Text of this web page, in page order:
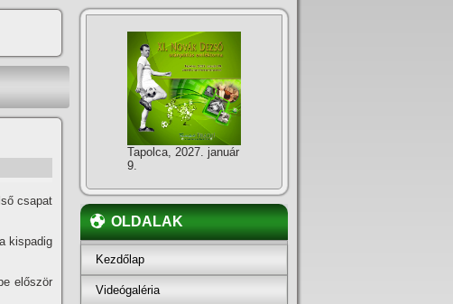
csapat
kispadig
először
Tapolca, 2027. január
9.
OLDALAK
Kezdőlap
Videógaléria